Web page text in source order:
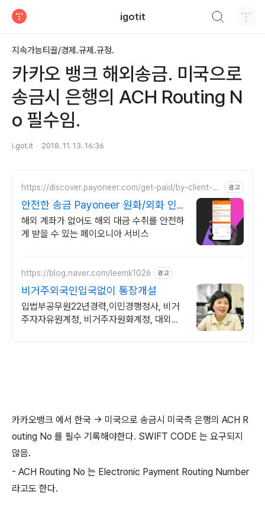
igotit
지속가능티끌/경제.규제.규정.
카카오 뱅크 해외송금. 미국으로
송금시 은행의 ACH Routing N
o 필수임.
i.got.it 2018. 11. 13. 16:36
https://discover.payoneer.com/get-paid/by-client-an
광고
안전한 송금 Payoneer 원화/외화 인
출 가능
해외 계좌가 없어도 해외 대금 수취를 안전하
게 받을 수 있는 페이오니아 서비스
https://blog.naver.com/leemk1026 광고
비거주외국인입국없이 통장개설
입법부공무원22년경력,이민경행정사, 비거
주자자유원계정, 비거주자원화계정, 대외계
카카오뱅크 에서 한국 -> 미국으로 송금시 미국측 은행의 ACH R
outing No 를 필수 기록해야한다. SWIFT CODE 는 요구되지
않음.
- ACH Routing No 는 Electronic Payment Routing Number
라고도 한다.